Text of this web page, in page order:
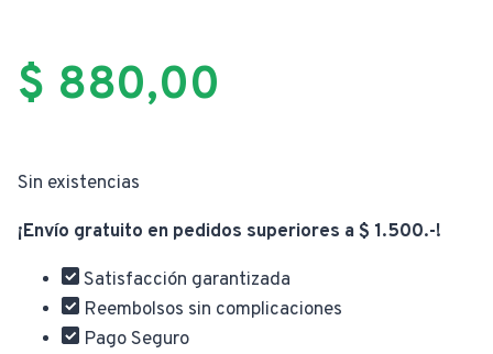
$ 880,00
Sin existencias
¡Envío gratuito en pedidos superiores a $ 1.500.-!
Satisfacción garantizada
Reembolsos sin complicaciones
Pago Seguro